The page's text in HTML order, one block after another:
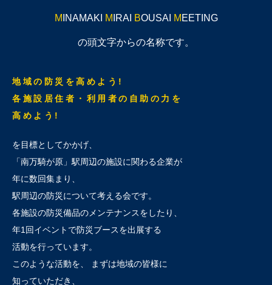
M INAMAKI M IRAI BOUSAI M EETING
の頭文字からの名称です。
地域の防災を高めよう!
各施設居住者・利用者の自助の力を
高めよう!
を目標としてかかげ、
「南万騎が原」駅周辺の施設に関わる企業が
年に数回集まり、
駅周辺の防災について考える会です。
各施設の防災備品のメンテナンスをしたり、
年1回イベントで防災ブースを出展する
活動を行っています。
このような活動を、 まずは地域の皆様に
知っていただき、